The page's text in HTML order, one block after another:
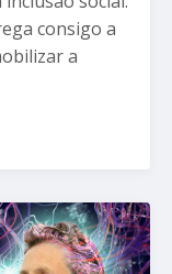
consigo a
a